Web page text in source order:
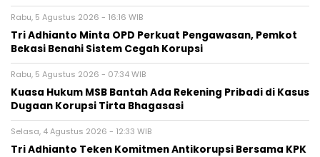
Rabu, 5 Agustus 2026 - 16:16 WIB
Tri Adhianto Minta OPD Perkuat Pengawasan, Pemkot
Bekasi Benahi Sistem Cegah Korupsi
Rabu, 5 Agustus 2026 - 07:34 WIB
Kuasa Hukum MSB Bantah Ada Rekening Pribadi di Kasus
Dugaan Korupsi Tirta Bhagasasi
Selasa, 4 Agustus 2026 - 12:33 WIB
Tri Adhianto Teken Komitmen Antikorupsi Bersama KPK